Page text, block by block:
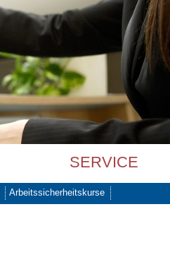
SERVICE
Arbeitssicherheitskurse